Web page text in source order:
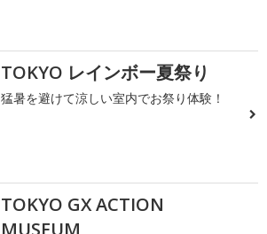
TOKYO レインボー夏祭り
猛暑を避けて涼しい室内でお祭り体験！
TOKYO GX ACTION